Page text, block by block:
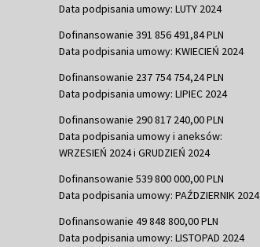
Data podpisania umowy: LUTY 2024
Dofinansowanie 391 856 491,84 PLN
Data podpisania umowy: KWIECIEŃ 2024
Dofinansowanie 237 754 754,24 PLN
Data podpisania umowy: LIPIEC 2024
Dofinansowanie 290 817 240,00 PLN
Data podpisania umowy i aneksów:
WRZESIEŃ 2024 i GRUDZIEŃ 2024
Dofinansowanie 539 800 000,00 PLN
Data podpisania umowy: PAŹDZIERNIK 2024
Dofinansowanie 49 848 800,00 PLN
Data podpisania umowy: LISTOPAD 2024